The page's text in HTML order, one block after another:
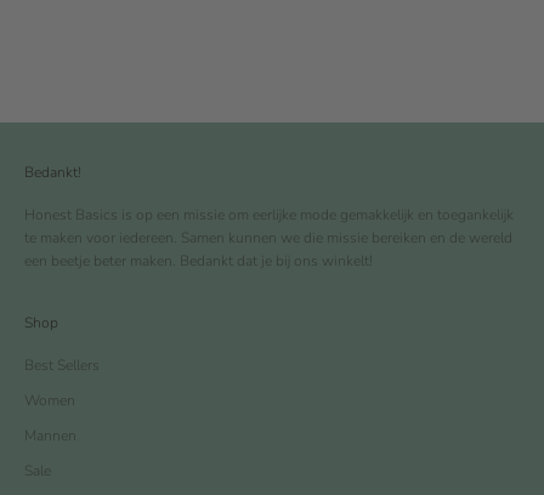
Bedankt!
Honest Basics is op een missie om eerlijke mode gemakkelijk en toegankelijk
te maken voor iedereen. Samen kunnen we die missie bereiken en de wereld
een beetje beter maken. Bedankt dat je bij ons winkelt!
Shop
Best Sellers
Women
Mannen
Sale